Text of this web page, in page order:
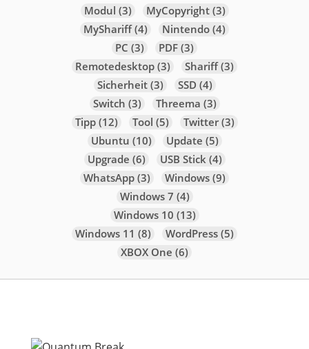
Modul (3) MyCopyright(3)
MyShariff(4) Nintendo(4)
PC (3) PDF(3)
Remotedesktop(3) Shariff(3)
Sicherheit(3) SSD (4)
Switch (3) Threema (3)
Tipp(12) Tool (5) Twitter(3)
Ubuntu (10) Update (5)
Upgrade (6) USB Stick(4)
WhatsApp(3) Windows(9)
Windows 7 (4)
Windows 10 (13)
Windows 11 (8) WordPress(5)
XBOX One (6)